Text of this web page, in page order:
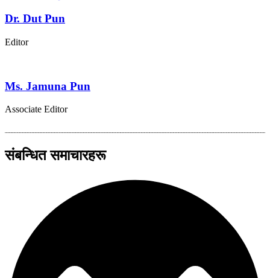
Dr. Dut Pun
Editor
Ms. Jamuna Pun
Associate Editor
संबन्धित समाचारहरू